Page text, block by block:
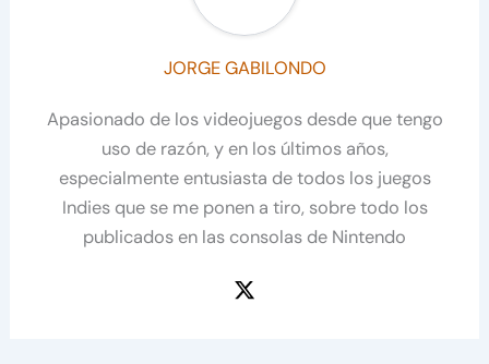
JORGE GABILONDO
Apasionado de los videojuegos desde que tengo
uso de razón, y en los últimos años,
especialmente entusiasta de todos los juegos
Indies que se me ponen a tiro, sobre todo los
publicados en las consolas de Nintendo